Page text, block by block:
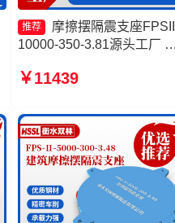
推荐
摩擦摆隔震支座
10000-350-3.81源头工厂
支座生产厂家 摩擦摆隔震
厂
￥11439